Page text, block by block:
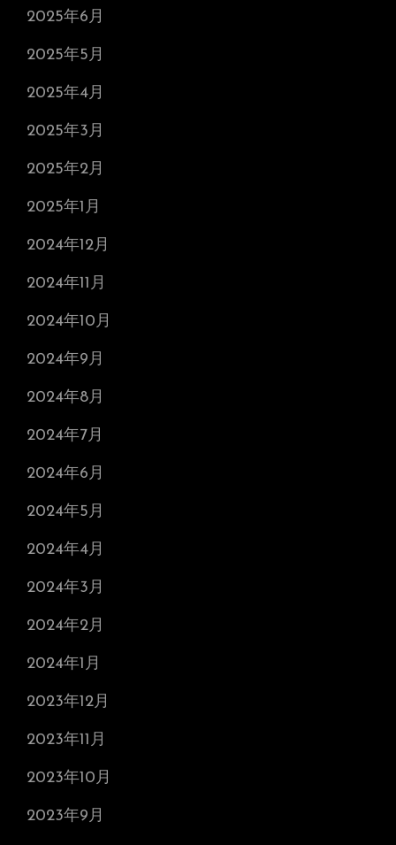
2025年6月
2025年5月
2025年4月
2025年3月
2025年2月
2025年1月
2024年12月
2024年11月
2024年10月
2024年9月
2024年8月
2024年7月
2024年6月
2024年5月
2024年4月
2024年3月
2024年2月
2024年1月
2023年12月
2023年11月
2023年10月
2023年9月